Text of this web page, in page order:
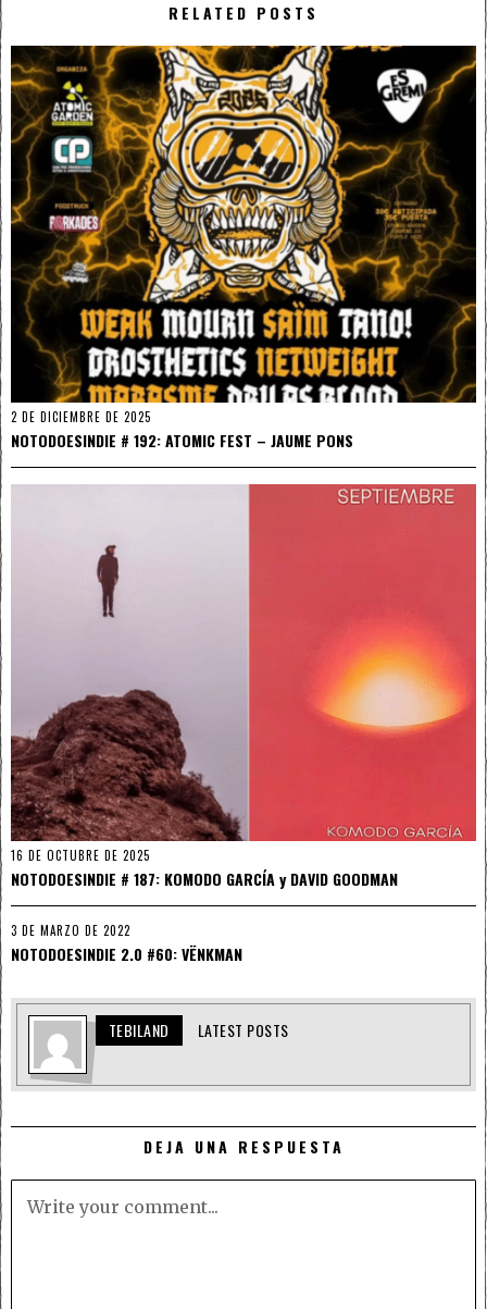
RELATED POSTS
2 DE DICIEMBRE DE 2025
NOTODOESINDIE # 192: ATOMIC FEST – JAUME PONS
16 DE OCTUBRE DE 2025
NOTODOESINDIE # 187: KOMODO GARCÍA y DAVID GOODMAN
3 DE MARZO DE 2022
NOTODOESINDIE 2.0 #60: VËNKMAN
TEBILAND LATEST POSTS
DEJA UNA RESPUESTA